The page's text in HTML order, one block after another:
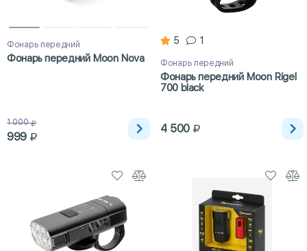
Фонарь передний
Фонарь передний Moon Nova
1 000
999
5 1
Фонарь передний
Фонарь передний Moon Rigel
700 black
4 500